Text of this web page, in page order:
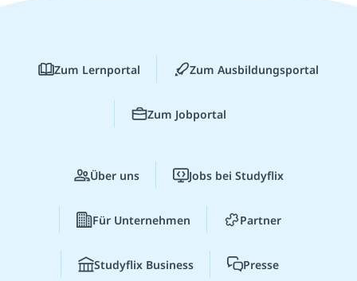
Zum Lernportal Zum Ausbildungsportal
Zum Jobportal
Über uns Jobs bei Studyflix
Für Unternehmen Partner
Studyflix Business Presse